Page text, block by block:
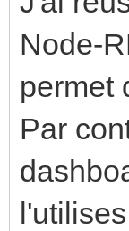
Node-
permet
Par